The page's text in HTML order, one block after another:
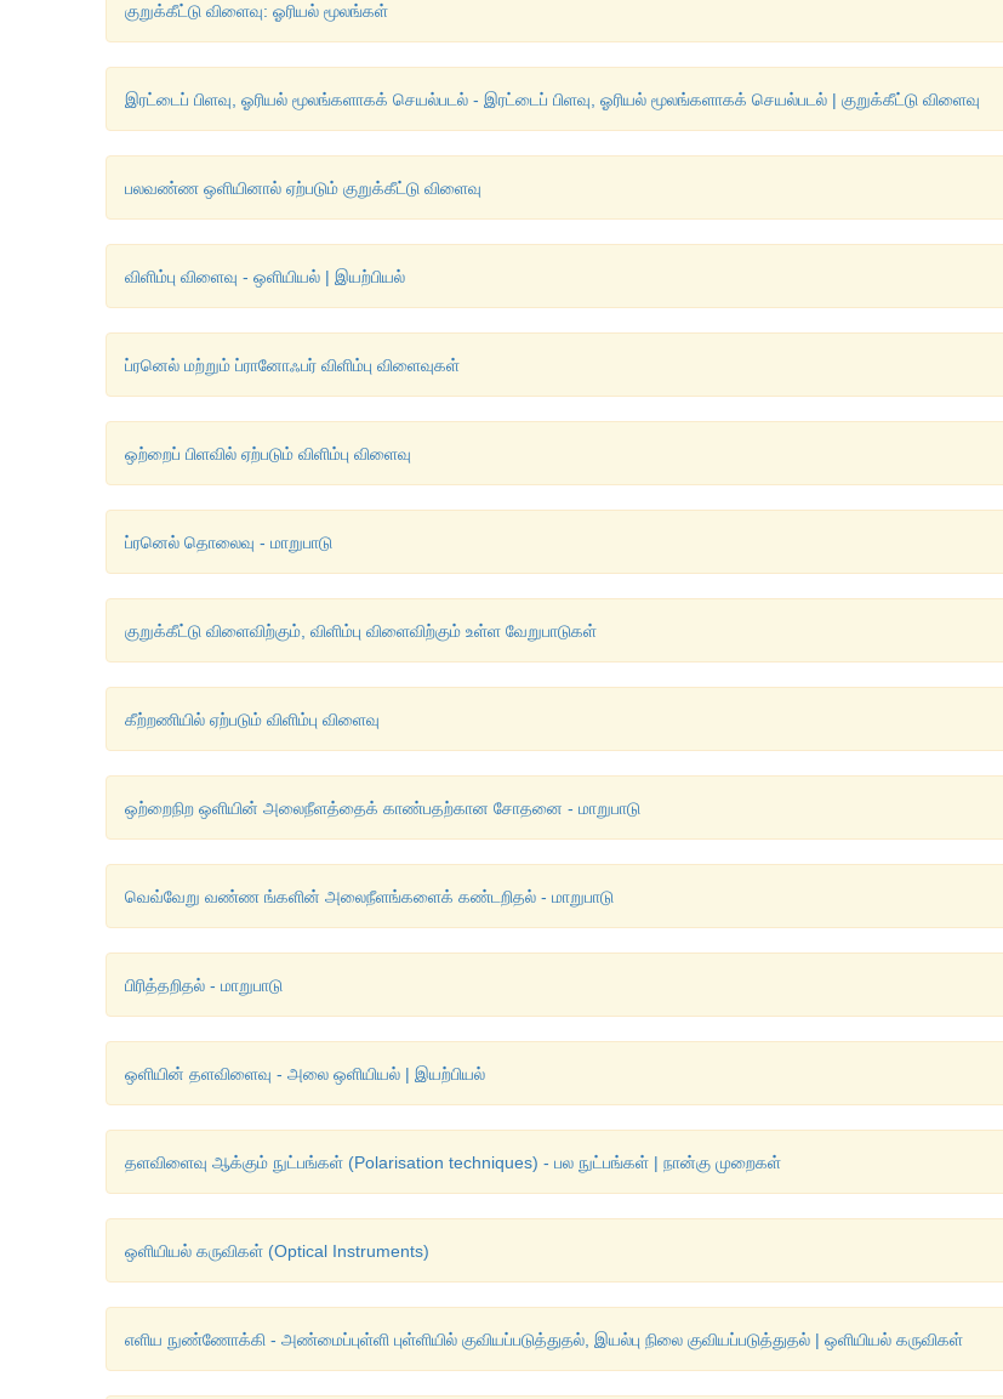
குறுக்கீட்டு விளைவு: ஓரியல் மூலங்கள்
இரட்டைப் பிளவு, ஓரியல் மூலங்களாகக் செயல்படல் - இரட்டைப் பிளவு, ஓரியல் மூலங்களாகக் செயல்படல் | குறுக்கீட்டு விளைவு
பலவண்ண ஒளியினால் ஏற்படும் குறுக்கீட்டு விளைவு
விளிம்பு விளைவு - ஒளியியல் | இயற்பியல்
ப்ரனெல் மற்றும் ப்ரானோஃபர் விளிம்பு விளைவுகள்
ஒற்றைப் பிளவில் ஏற்படும் விளிம்பு விளைவு
ப்ரனெல் தொலைவு - மாறுபாடு
குறுக்கீட்டு விளைவிற்கும், விளிம்பு விளைவிற்கும் உள்ள வேறுபாடுகள்
கீற்றணியில் ஏற்படும் விளிம்பு விளைவு
ஒற்றைநிற ஒளியின் அலைநீளத்தைக் காண்பதற்கான சோதனை - மாறுபாடு
வெவ்வேறு வண்ண ங்களின் அலைநீளங்களைக் கண்டறிதல் - மாறுபாடு
பிரித்தறிதல் - மாறுபாடு
ஒளியின் தளவிளைவு - அலை ஒளியியல் | இயற்பியல்
தளவிளைவு ஆக்கும் நுட்பங்கள் (Polarisation techniques) - பல நுட்பங்கள் | நான்கு முறைகள்
ஒளியியல் கருவிகள் (Optical Instruments)
எளிய நுண்ணோக்கி - அண்மைப்புள்ளி புள்ளியில் குவியப்படுத்துதல், இயல்பு நிலை குவியப்படுத்துதல் | ஒளியியல் கருவிகள்